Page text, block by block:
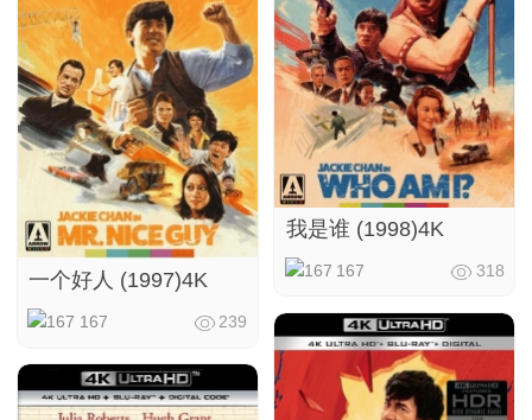
一个好人 (1997)4K
167 239
我是谁 (1998)4K
167 318